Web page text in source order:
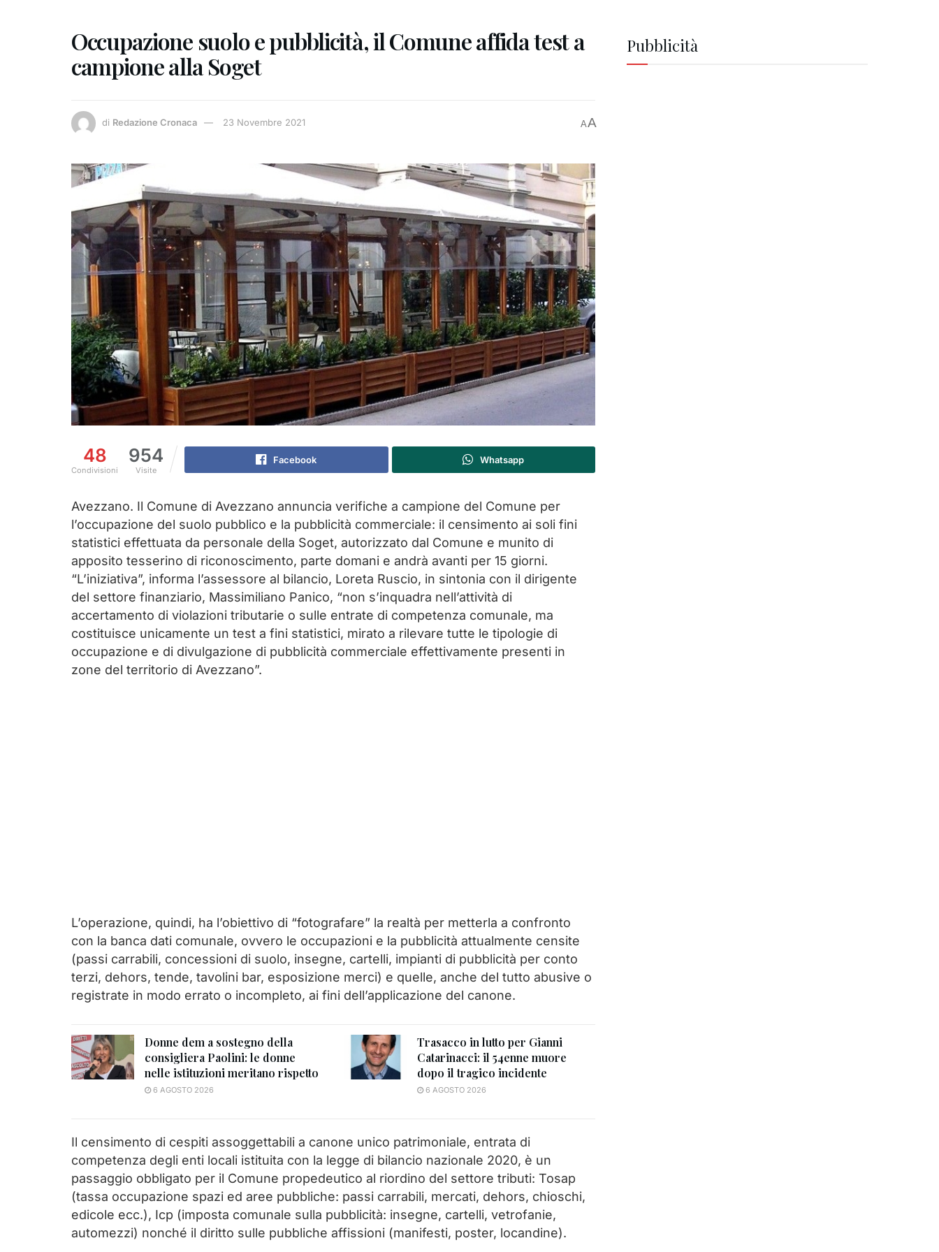
Occupazione suolo e pubblicità, il Comune affida test a
campione alla Soget
di Redazione Cronaca 23 Novembre 2021 AA
48
Condivisioni
954
Visite
Facebook Whatsapp
Avezzano. Il Comune di Avezzano annuncia verifiche a campione del Comune per
l’occupazione del suolo pubblico e la pubblicità commerciale: il censimento ai soli fini
statistici effettuata da personale della Soget, autorizzato dal Comune e munito di
apposito tesserino di riconoscimento, parte domani e andrà avanti per 15 giorni.
“L’iniziativa”, informa l’assessore al bilancio, Loreta Ruscio, in sintonia con il dirigente
del settore finanziario, Massimiliano Panico, “non s’inquadra nell’attività di
accertamento di violazioni tributarie o sulle entrate di competenza comunale, ma
costituisce unicamente un test a fini statistici, mirato a rilevare tutte le tipologie di
occupazione e di divulgazione di pubblicità commerciale effettivamente presenti in
zone del territorio di Avezzano”.
L’operazione, quindi, ha l’obiettivo di “fotografare” la realtà per metterla a confronto
con la banca dati comunale, ovvero le occupazioni e la pubblicità attualmente censite
(passi carrabili, concessioni di suolo, insegne, cartelli, impianti di pubblicità per conto
terzi, dehors, tende, tavolini bar, esposizione merci) e quelle, anche del tutto abusive o
registrate in modo errato o incompleto, ai fini dell’applicazione del canone.
Donne dem a sostegno della
consigliera Paolini: le donne
nelle istituzioni meritano rispetto
6 AGOSTO 2026
Trasacco in lutto per Gianni
Catarinacci: il 54enne muore
dopo il tragico incidente
6 AGOSTO 2026
Il censimento di cespiti assoggettabili a canone unico patrimoniale, entrata di
competenza degli enti locali istituita con la legge di bilancio nazionale 2020, è un
passaggio obbligato per il Comune propedeutico al riordino del settore tributi: Tosap
(tassa occupazione spazi ed aree pubbliche: passi carrabili, mercati, dehors, chioschi,
edicole ecc.), Icp (imposta comunale sulla pubblicità: insegne, cartelli, vetrofanie,
automezzi) nonché il diritto sulle pubbliche affissioni (manifesti, poster, locandine).
Pubblicità